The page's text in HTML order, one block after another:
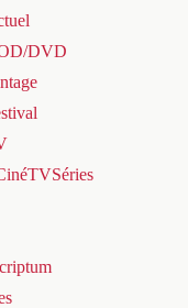
DVD